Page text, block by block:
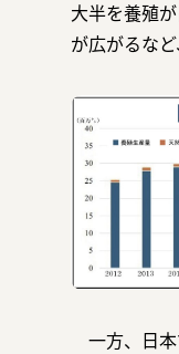
© 2021 Nippon
大半を養殖
が広がるな
一方、日本